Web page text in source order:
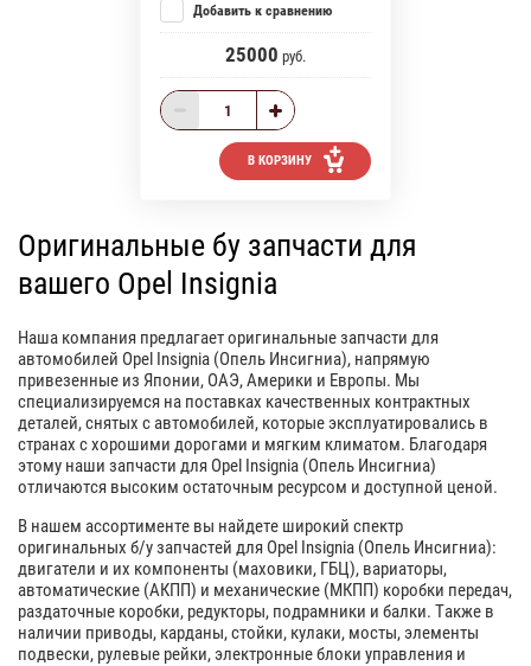
Добавить к сравнению
25000 руб.
В КОРЗИНУ
Оригинальные бу запчасти для
вашего Opel Insignia
Наша компания предлагает оригинальные запчасти для
автомобилей Opel Insignia (Опель Инсигниа), напрямую
привезенные из Японии, ОАЭ, Америки и Европы. Мы
специализируемся на поставках качественных контрактных
деталей, снятых с автомобилей, которые эксплуатировались в
странах с хорошими дорогами и мягким климатом. Благодаря
этому наши запчасти для Opel Insignia (Опель Инсигниа)
отличаются высоким остаточным ресурсом и доступной ценой.
В нашем ассортименте вы найдете широкий спектр
оригинальных б/у запчастей для Opel Insignia (Опель Инсигниа):
двигатели и их компоненты (маховики, ГБЦ), вариаторы,
автоматические (АКПП) и механические (МКПП) коробки передач,
раздаточные коробки, редукторы, подрамники и балки. Также в
наличии приводы, карданы, стойки, кулаки, мосты, элементы
подвески, рулевые рейки, электронные блоки управления и